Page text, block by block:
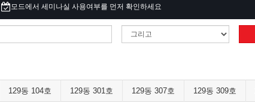
모드에서 세미나실 사용여부를 먼저 확인하세요
129동 104호 129동 301호 129동 307호 129동 309호